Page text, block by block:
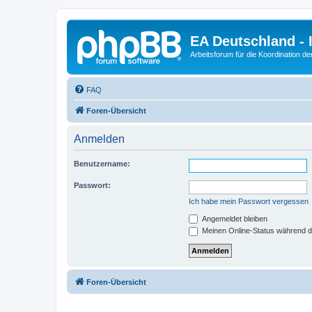
EA Deutschland
Arbeitsforum für die Koordination
FAQ
Foren-Übersicht
Anmelden
Benutzername:
Passwort:
Ich habe mein Passwort vergessen
Angemeldet bleiben
Meinen Online-Status während
Foren-Übersicht